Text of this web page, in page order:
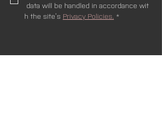
data will be handled in accordance wit
h the site’s Privacy Policies. *